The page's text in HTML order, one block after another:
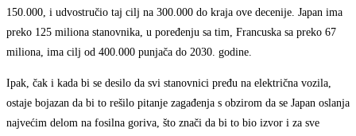
150.000, i udvostručio taj cilj na 300.000 do kraja ove decenije. Japan ima
preko 125 miliona stanovnika, u poređenju sa tim, Francuska sa preko 67
miliona, ima cilj od 400.000 punjača do 2030. godine.
Ipak, čak i kada bi se desilo da svi stanovnici pređu na električna vozila,
ostaje bojazan da bi to rešilo pitanje zagađenja s obzirom da se Japan oslanja
najvećim delom na fosilna goriva, što znači da bi to bio izvor i za sve